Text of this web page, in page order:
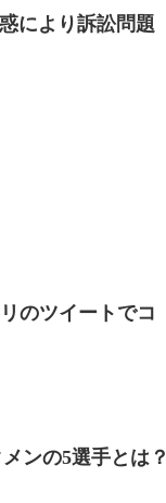
により訴訟問題
のツイートでコ
ンの5選手とは？